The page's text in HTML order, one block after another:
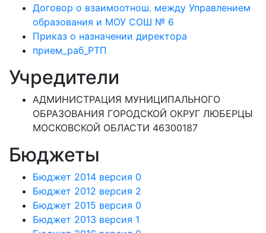
Договор о взаимоотнош. между Управлением
образования и МОУ СОШ № 6
Приказ о назначении директора
прием_раб_РТП
Учредители
АДМИНИСТРАЦИЯ МУНИЦИПАЛЬНОГО
ОБРАЗОВАНИЯ ГОРОДСКОЙ ОКРУГ ЛЮБЕРЦЫ
МОСКОВСКОЙ ОБЛАСТИ 46300187
Бюджеты
Бюджет 2014 версия 0
Бюджет 2012 версия 2
Бюджет 2015 версия 0
Бюджет 2013 версия 1